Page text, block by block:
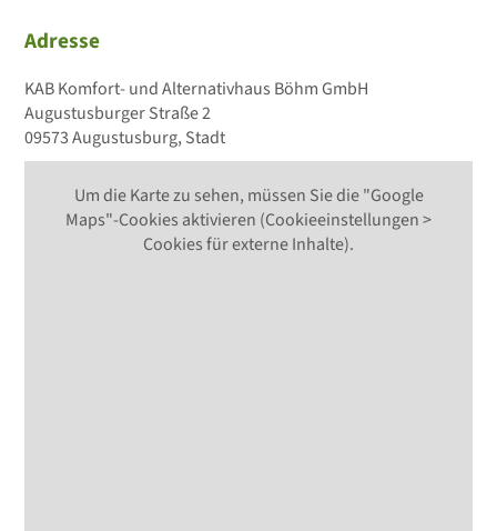
Adresse
KAB Komfort- und Alternativhaus Böhm GmbH
Augustusburger Straße 2
09573 Augustusburg, Stadt
Um die Karte zu sehen, müssen Sie die "Google
Maps"-Cookies aktivieren (Cookieeinstellungen >
Cookies für externe Inhalte).